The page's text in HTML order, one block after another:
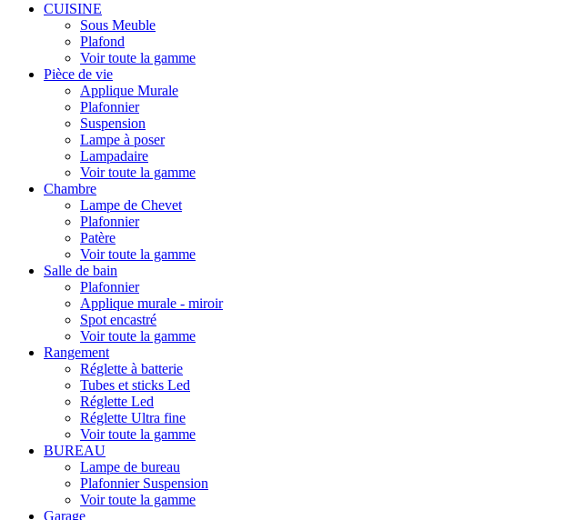
CUISINE
Sous Meuble
Plafond
Voir toute la gamme
Pièce de vie
Applique Murale
Plafonnier
Suspension
Lampe à poser
Lampadaire
Voir toute la gamme
Chambre
Lampe de Chevet
Plafonnier
Patère
Voir toute la gamme
Salle de bain
Plafonnier
Applique murale - miroir
Spot encastré
Voir toute la gamme
Rangement
Réglette à batterie
Tubes et sticks Led
Réglette Led
Réglette Ultra fine
Voir toute la gamme
BUREAU
Lampe de bureau
Plafonnier Suspension
Voir toute la gamme
Garage